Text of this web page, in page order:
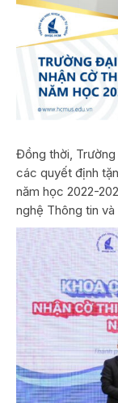
Đồng thời,
các quyết định
năm học 2022-
nghệ Thông tin